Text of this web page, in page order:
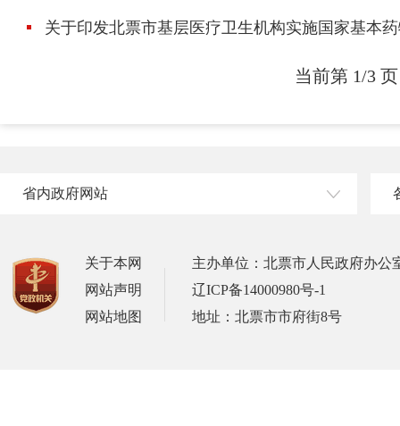
关于印发北票市基层医疗卫生机构实施国家基本
当前第 1/3 页
省内政府网站
关于本网
网站声明
网站地图
主办单位：北票市人民政府办公
辽ICP备14000980号-1
地址：北票市市府街8号